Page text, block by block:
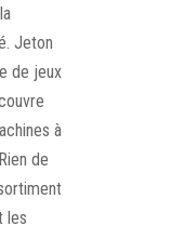
Jeton
de jeux
à
de
les